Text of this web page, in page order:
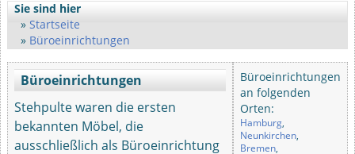
Sie sind hier
Startseite
Büroeinrichtungen
Büroeinrichtungen
Stehpulte waren die ersten
bekannten Möbel, die
ausschließlich als Büroeinrichtung
Büroeinrichtungen
an folgenden
Orten:
Hamburg,
Neunkirchen,
Bremen,